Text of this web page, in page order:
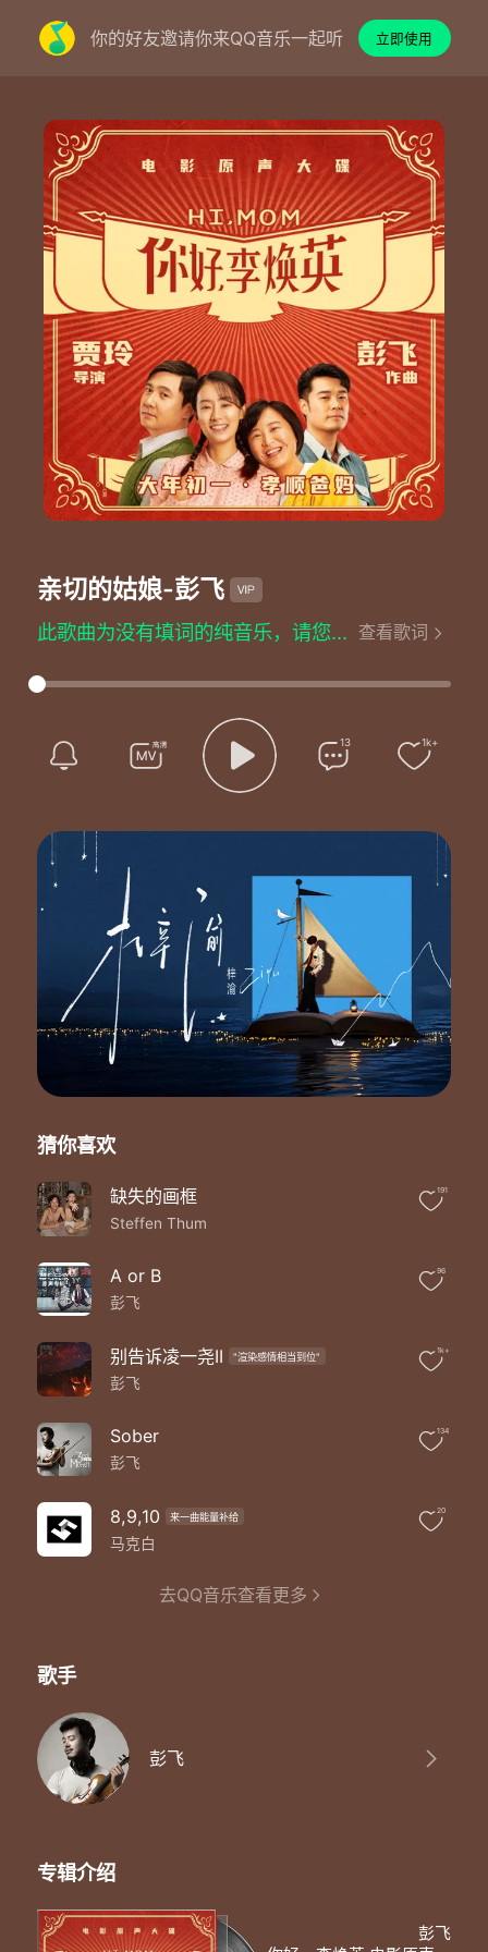
你的好友邀请你来QQ音乐一起听 立即使用
亲切的姑娘-彭飞
此歌曲为没有填词的纯音乐，请您欣赏 查看歌词
13 1k+
猜你喜欢
缺失的画框
Steffen Thum
191
A or B
彭飞
96
别告诉凌一尧II "渲染感情相当到位"
彭飞
1k+
Sober
彭飞
134
8,9,10 来一曲能量补给
马克白
20
去QQ音乐查看更多
歌手
彭飞
专辑介绍
彭飞